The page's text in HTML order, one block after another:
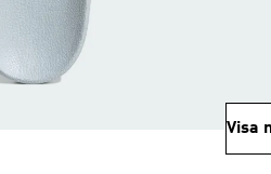
Visa